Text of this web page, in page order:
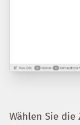
Wählen Sie